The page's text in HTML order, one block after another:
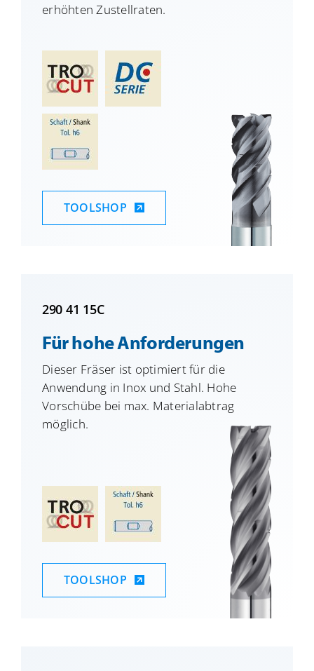
erhöhten Zustellraten.
TOOLSHOP
290 41 15C
Für hohe Anforderungen
Dieser Fräser ist optimiert für die
Anwendung in Inox und Stahl. Hohe
Vorschübe bei max. Materialabtrag
möglich.
TOOLSHOP